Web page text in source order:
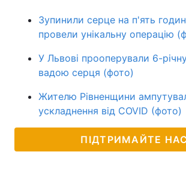
Зупинили серце на п'ять
провели унікальну операцію
У Львові прооперували 6-
вадою серця (фото)
Жителю Рівненщини
ускладнення від COVID (фото)
ПІДТРИМАЙТЕ НАС